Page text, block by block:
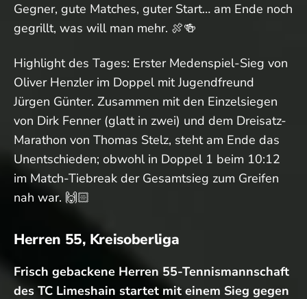
Gegner, gute Matches, guter Start… am Ende noch
gegrillt, was will man mehr. 🍖🍻
Highlight des Tages: Erster Medenspiel-Sieg von
Oliver Henzler im Doppel mit Jugendfreund
Jürgen Günter. Zusammen mit den Einzelsiegen
von Dirk Fenner (glatt in zwei) und dem Dreisatz-
Marathon von Thomas Stelz, steht am Ende das
Unentschieden; obwohl in Doppel 1 beim 10:12
im Match-Tiebreak der Gesamtsieg zum Greifen
nah war. 🙌🏻
Herren 55, Kreisoberliga
Frisch gebackene Herren 55-Tennismannschaft
des TC Limeshain startet mit einem Sieg gegen